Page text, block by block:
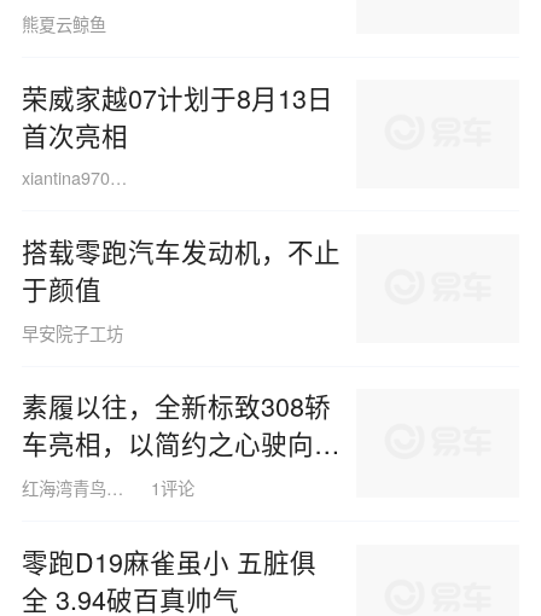
熊夏云鲸鱼
荣威家越07计划于8月13日
首次亮相
xiantina970414
搭载零跑汽车发动机，不止
于颜值
早安院子工坊
素履以往，全新标致308轿
车亮相，以简约之心驶向未
来
红海湾青鸟fish 1评论
零跑D19麻雀虽小 五脏俱
全 3.94破百真帅气